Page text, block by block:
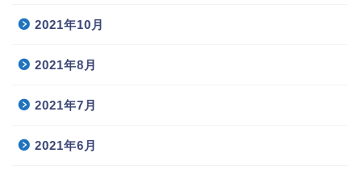
2021年10月
2021年8月
2021年7月
2021年6月